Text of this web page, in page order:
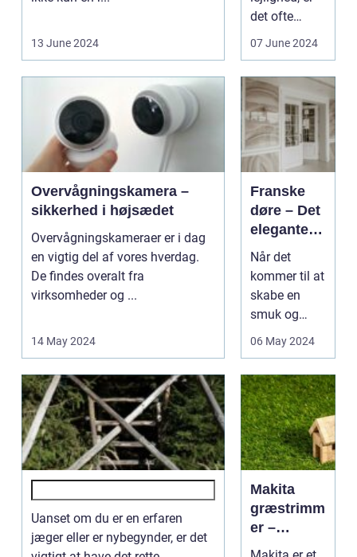
13 June 2024
tips
det ofte
nødvendigt
boligen i
samme
stand, som ...
07 June 2024
Overvågningskamera –
sikkerhed i højsædet
Overvågningskameraer er i dag
en vigtig del af vores hverdag.
De findes overalt fra
virksomheder og ...
14 May 2024
Franske
døre – Det
elegante
valg til dit
hjem
Når det
kommer til at
skabe en
smuk og
elegant
atmosfære i
ens hjem,
spiller valget
af døre en
stor ...
06 May 2024
Uanset om du er en erfaren
jæger eller er nybegynder, er det
Makita
græstrimm
er –
perfekt til